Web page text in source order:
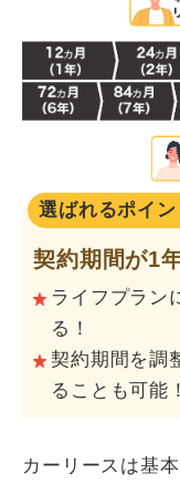
選ばれるポイン
契約期間が1
ライフプラン
る！
契約期間を調
ることも可能！
カーリースは基